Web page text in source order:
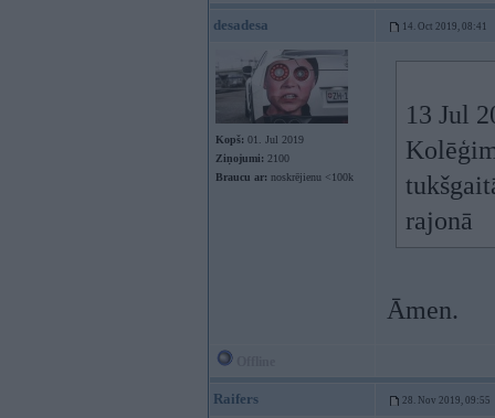
desadesa 14. Oct 2019, 08:41
Kopš: 01. Jul 2019
Ziņojumi: 2100
Braucu ar: noskrējienu <100k
13 Jul
rajonā
Āmen.
Raifers 28. Nov 2019, 09:55